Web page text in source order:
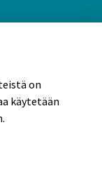
on
käytetään